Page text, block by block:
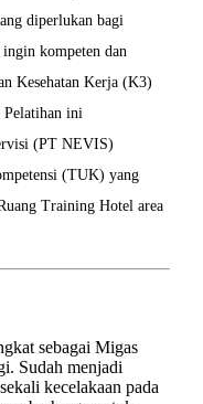
diperlukan bagi
kompeten dan
Kesehatan Kerja (K3)
Pelatihan ini
(PT NEVIS)
(TUK) yang
Training Hotel area
sebagai Migas
Sudah menjadi
kecelakaan pada